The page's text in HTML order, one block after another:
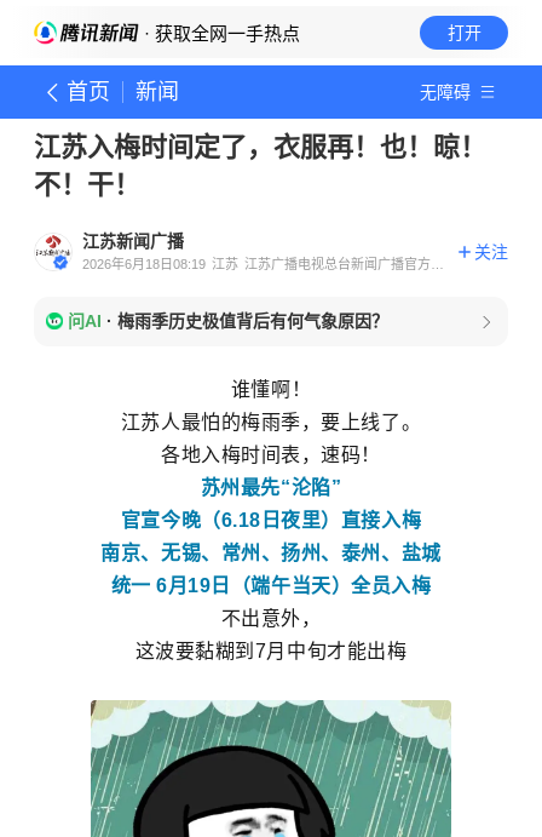
· 获取全网一手热点 打开
首页 新闻 无障碍
江苏入梅时间定了，衣服再！也！晾！
不！干！
江苏新闻广播
2026年6月18日08:19 江苏 江苏广播电视总台新闻广播官方账
关注
问AI · 梅雨季历史极值背后有何气象原因？
谁懂啊！
江苏人最怕的梅雨季，要上线了。
各地入梅时间表，速码！
苏州最先“沦陷”
官宣今晚（6.18日夜里）直接入梅
南京、无锡、常州、扬州、泰州、盐城
统一 6月19日（端午当天）全员入梅
不出意外，
这波要黏糊到7月中旬才能出梅